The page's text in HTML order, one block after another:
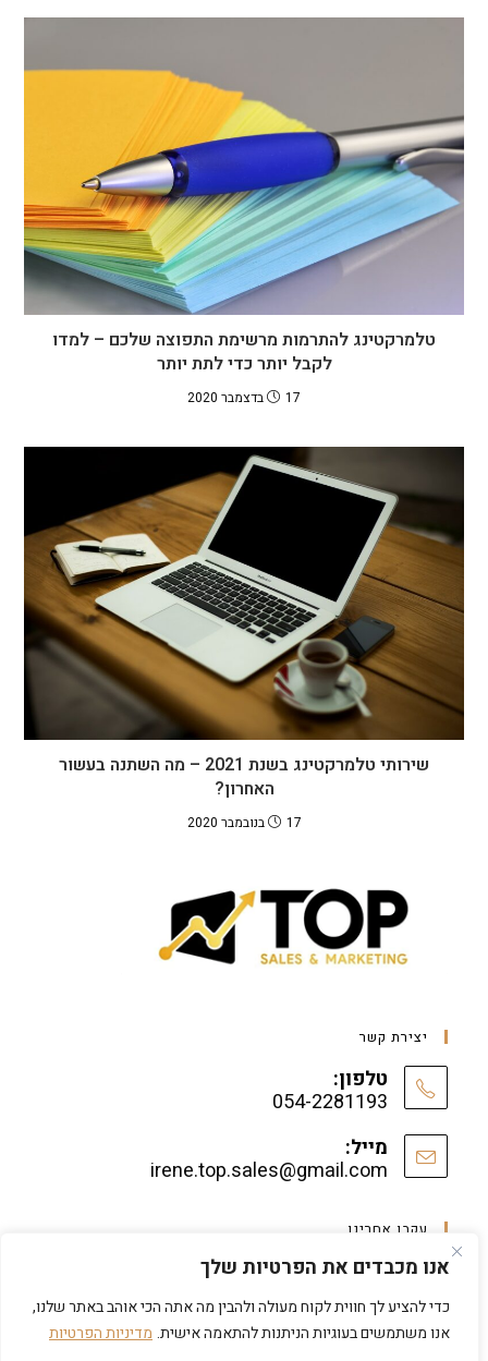
אנו מכבדים את הפרטיות שלך
כדי להציע לך חווית לקוח מעולה ולהבין מה אתה הכי אוהב באתר שלנו,
אנו משתמשים בעוגיות הניתנות להתאמה אישית. מדיניות הפרטיות
טלמרקטינג להתרמות מרשימת התפוצה שלכם – למדו
לקבל יותר כדי לתת יותר
17 בדצמבר 2020
שירותי טלמרקטינג בשנת 2021 – מה השתנה בעשור
האחרון?
17 בנובמבר 2020
יצירת קשר
טלפון:
054-2281193
מייל:
irene.top.sales@gmail.com
עקבו אחרינו